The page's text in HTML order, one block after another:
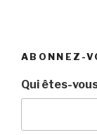
ABONNEZ-
Qui êtes-